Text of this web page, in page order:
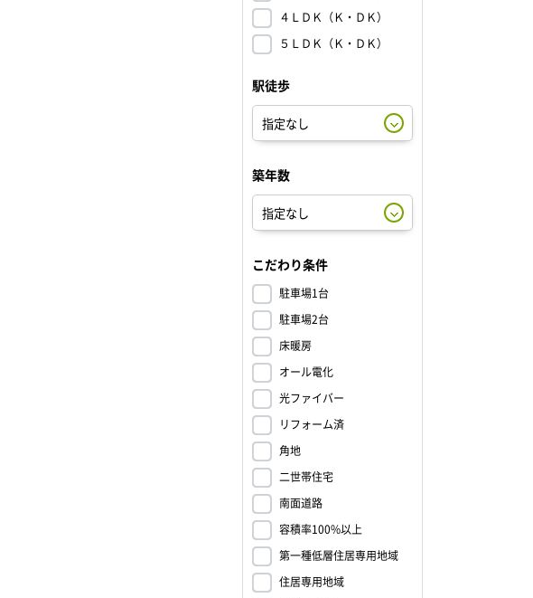
４ＬＤＫ（Ｋ・ＤＫ）
５ＬＤＫ（Ｋ・ＤＫ）
駅徒歩
築年数
こだわり条件
駐車場1台
駐車場2台
床暖房
オール電化
光ファイバー
リフォーム済
角地
二世帯住宅
南面道路
容積率100%以上
第一種低層住居専用地域
住居専用地域